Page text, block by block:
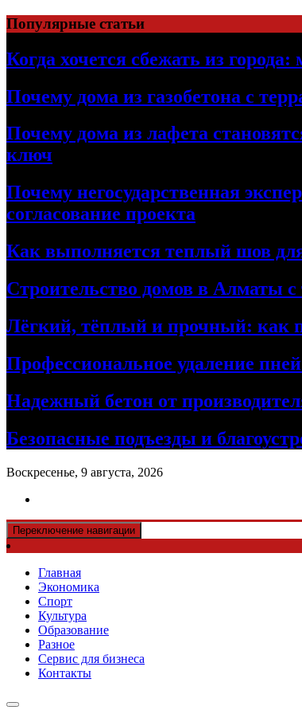
Перейти
к
содержимому
Популярные статьи
Когда хочется сбежать из
Почему дома из газобетона с
Почему дома из лафета
ключ
Почему негосударственная
согласование проекта
Как выполняется теплый шов
Строительство домов в Алматы
Лёгкий, тёплый и прочный: как
Профессиональное удаление
Надежный бетон от
Безопасные подъезды и
Воскресенье, 9 августа, 2026
Переключение навигации
Главная
Экономика
Спорт
Культура
Образование
Разное
Сервис для бизнеса
Контакты